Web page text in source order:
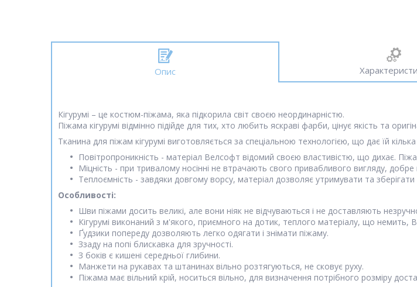
Опис
Кігурумі – це костюм-піжама, яка підкорила світ своєю неординарністю.
Піжама кігурумі відмінно підійде для тих, хто любить яскраві фарби, цінує якість та
Тканина для піжам кігурумі виготовляється за спеціальною технологією, що дає їй
Повітропроникність - матеріал Велсофт відомий своєю властивістю, що дихає.
Міцність - при тривалому носінні не втрачають свого привабливого вигляду,
Теплоємність - завдяки довгому ворсу, матеріал дозволяє утримувати та
Особливості:
Шви піжами досить великі, але вони ніяк не відчуваються і не доставляють
Кігурумі виконаний з м'якого, приємного на дотик, теплого матеріалу, що немить,
Ґудзики попереду дозволяють легко одягати і знімати піжаму.
Ззаду на попі блискавка для зручності.
З боків є кишені середньої глибини.
Манжети на рукавах та штанинах вільно розтягуються, не сковує руху.
Піжама має вільний крій, носиться вільно, для визначення потрібного розміру